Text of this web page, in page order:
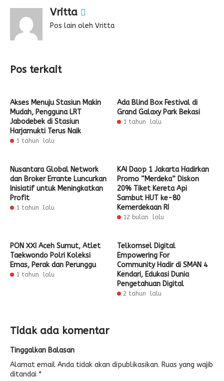
Vritta
Pos lain oleh Vritta
Pos terkait
Akses Menuju Stasiun Makin
Mudah, Pengguna LRT
Jabodebek di Stasiun
Harjamukti Terus Naik
1 tahun lalu
Ada Blind Box Festival di
Grand Galaxy Park Bekasi
1 tahun lalu
Nusantara Global Network
dan Broker Errante Luncurkan
Inisiatif untuk Meningkatkan
Profit
1 tahun lalu
KAI Daop 1 Jakarta Hadirkan
Promo “Merdeka” Diskon
20% Tiket Kereta Api
Sambut HUT ke-80
Kemerdekaan RI
12 bulan lalu
PON XXI Aceh Sumut, Atlet
Taekwondo Polri Koleksi
Emas, Perak dan Perunggu
1 tahun lalu
Telkomsel Digital
Empowering For
Community Hadir di SMAN 4
Kendari, Edukasi Dunia
Pengetahuan Digital
2 tahun lalu
Tidak ada komentar
Tinggalkan Balasan
Alamat email Anda tidak akan dipublikasikan. Ruas yang wajib
ditandai *